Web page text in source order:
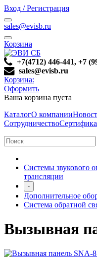
Вход / Регистрация
sales@evisb.ru
Корзина
+7(4712) 446-441, +7
sales@evisb.ru
Корзина:
Оформить
Ваша корзина пуста
КаталогО компании
Сотрудничество
Системы звукового
трансляции
-
Дополнительное
Система обратной
Вызывная